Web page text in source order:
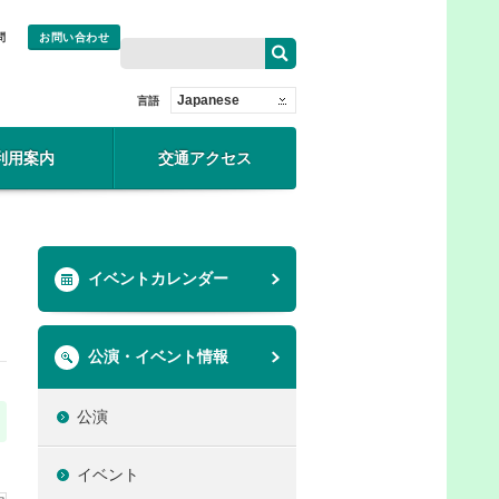
お問い合わせ
言語 Japanese
用案内 交通アクセス
イベントカレンダー
公演・イベント情報
公演
イベント